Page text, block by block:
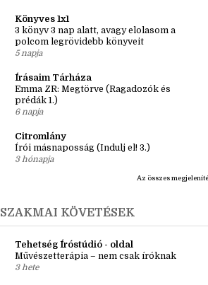
Könyves 1x1
3 könyv 3 nap alatt, avagy elolasom a
polcom legrövidebb könyveit
5 napja
Írásaim Tárháza
Emma ZR: Megtörve (Ragadozók és
prédák 1.)
6 napja
Citromlány
Írói másnaposság (Indulj el! 3.)
3 hónapja
Az összes
SZAKMAI KÖVETÉSEK
Tehetség Íróstúdió - oldal
Művészetterápia – nem csak íróknak
3 hete